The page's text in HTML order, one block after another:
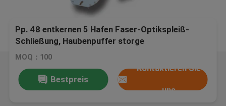
Pp. 48 entkernen 5 Hafen Faser-Optikspleiß-
Schließung, Haubenpuffer storge
MOQ：100
Bestpreis
Kontaktieren Sie
uns